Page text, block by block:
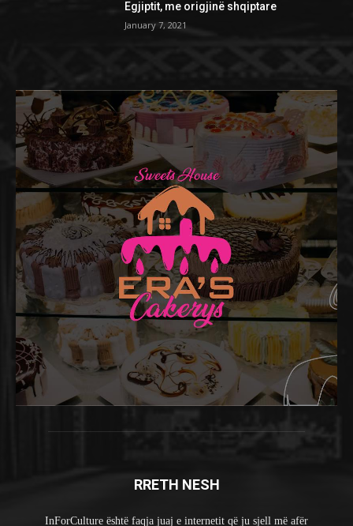
Egjiptit, me origjinë shqiptare
January 7, 2021
RRETH NESH
InForCulture është faqja juaj e internetit që ju sjell më afër